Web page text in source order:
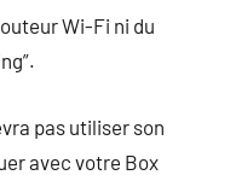
Wi-Fi ni du
pas utiliser son
avec votre Box